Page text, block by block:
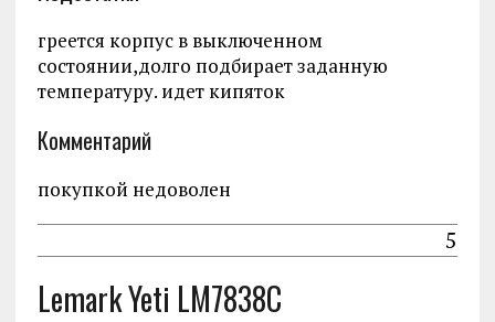
греется корпус в выключенном
состоянии,долго подбирает заданную
температуру. идет кипяток
Комментарий
покупкой недоволен
5
Lemark Yeti LM7838C